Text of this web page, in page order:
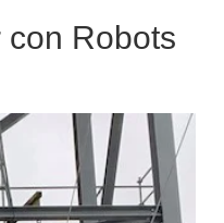
Robots